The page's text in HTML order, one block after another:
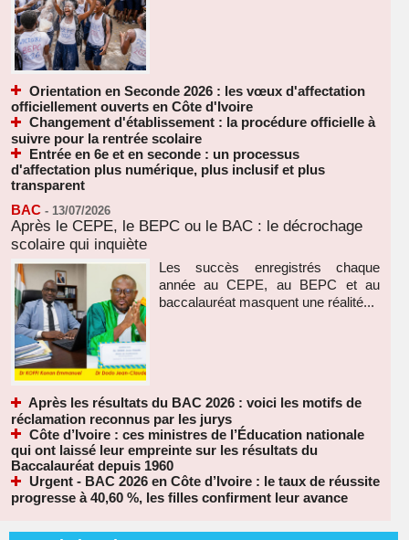
Orientation en Seconde 2026 : les vœux d'affectation
officiellement ouverts en Côte d'Ivoire
Changement d'établissement : la procédure officielle à
suivre pour la rentrée scolaire
Entrée en 6e et en seconde : un processus
d'affectation plus numérique, plus inclusif et plus
transparent
BAC - 13/07/2026
Après le CEPE, le BEPC ou le BAC : le décrochage
scolaire qui inquiète
Les succès enregistrés chaque
année au CEPE, au BEPC et au
baccalauréat masquent une réalité...
Après les résultats du BAC 2026 : voici les motifs de
réclamation reconnus par les jurys
Côte d’Ivoire : ces ministres de l’Éducation nationale
qui ont laissé leur empreinte sur les résultats du
Baccalauréat depuis 1960
Urgent - BAC 2026 en Côte d’Ivoire : le taux de réussite
progresse à 40,60 %, les filles confirment leur avance